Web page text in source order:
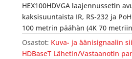
HEX100HDVGA laajennussetin
kaksisuuntaista IR, RS-232 ja
100 metrin päähän (4K 70
Osastot: Kuva- ja äänisignaalin
HDBaseT Lähetin/Vastaanotin